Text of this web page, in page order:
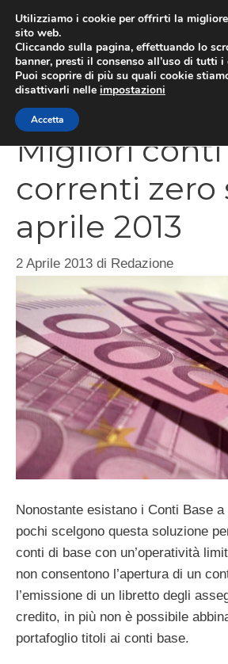
contenuto
Migliori conti
correnti zero
aprile 2013
2 Aprile 2013 di Redazione
Nonostante esistano i Conti Base
pochi scelgono questa soluzione
conti di base con un’operatività
non consentono l’apertura di un
l’emissione di un libretto degli
credito, in più non è possibile
portafoglio titoli ai conti base.
Utilizziamo i cookie per offrirti la
sito web.
Cliccando sulla pagina, effettuando lo
banner, presti il consenso all’uso di tutti i
Puoi scoprire di più su quali cookie
disattivarli nelle impostazioni
Accetta